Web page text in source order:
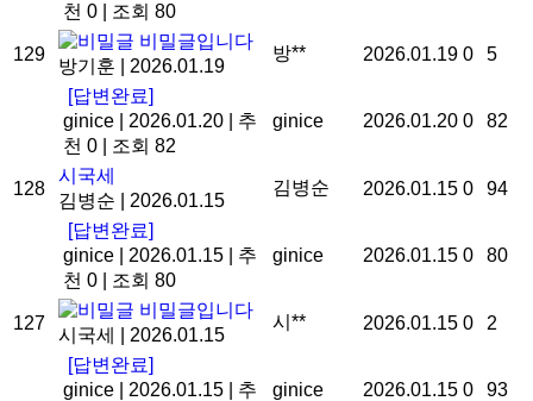
천 0
조회 80
129
비밀글입니다
방기훈
2026.01.19
방** 2026.01.19 0 5
[답변완료]
ginice
2026.01.20
추
천 0
조회 82
ginice 2026.01.20 0 82
128
시국세
김병순
2026.01.15
김병순 2026.01.15 0 94
[답변완료]
ginice
2026.01.15
추
천 0
조회 80
ginice 2026.01.15 0 80
127
비밀글입니다
시국세
2026.01.15
시** 2026.01.15 0 2
[답변완료]
ginice
2026.01.15
추
ginice 2026.01.15 0 93